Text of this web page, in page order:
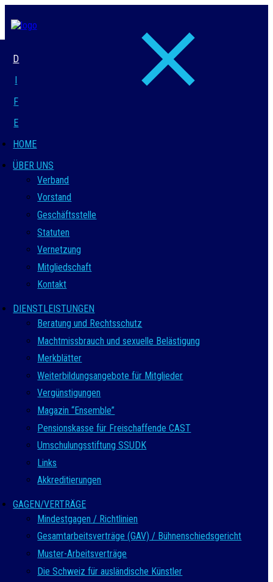
HOME
ÜBER UNS
Verband
Vorstand
Geschäftsstelle
Statuten
Vernetzung
Mitgliedschaft
Kontakt
DIENSTLEISTUNGEN
Beratung und Rechtsschutz
Machtmissbrauch und sexuelle Belästigung
Merkblätter
Weiterbildungsangebote für Mitglieder
Vergünstigungen
Magazin “Ensemble”
Pensionskasse für Freischaffende CAST
Umschulungsstiftung SSUDK
Links
Akkreditierungen
GAGEN/VERTRÄGE
Mindestgagen / Richtlinien
Gesamtarbeitsverträge (GAV) / Bühnenschiedsgericht
Muster-Arbeitsverträge
Die Schweiz für ausländische Künstler
D
I
F
E